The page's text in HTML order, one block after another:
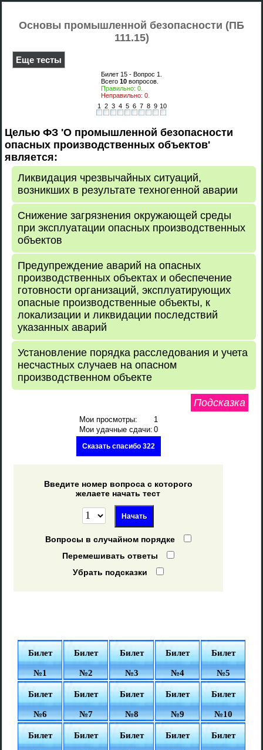
Основы промышленной безопасности (ПБ
111.15)
Еще тесты
Билет 15 - Вопрос 1
Всего 10 вопросов.
Правильно: 0
Неправильно: 0
1
2 3 4 5 6 7 8 9 10
Целью ФЗ 'О промышленной безопасности
опасных производственных объектов'
является:
Ликвидация чрезвычайных ситуаций,
возникших в результате техногенной аварии
Снижение загрязнения окружающей среды
при эксплуатации опасных производственных
объектов
Предупреждение аварий на опасных
производственных объектах и обеспечение
готовности организаций, эксплуатирующих
опасные производственные объекты, к
локализации и ликвидации последствий
указанных аварий
Установление порядка расследования и учета
несчастных случаев на опасном
производственном объекте
Подсказка
Мои просмотры:
1
Мои удачные сдачи: 0
Сказать спасибо 322
Введите номер вопроса с которого
желаете начать тест
Вопросы в случайном порядке
Перемешивать ответы
Убрать подсказки
Билет
№1
Билет
№2
Билет
№3
Билет
№4
Билет
№5
Билет
№6
Билет
№7
Билет
№8
Билет
№9
Билет
№10
Билет Билет Билет Билет Билет